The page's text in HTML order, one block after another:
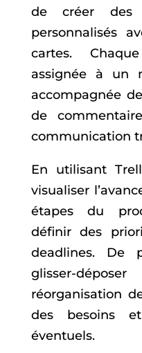
de créer des
personnalisés
cartes.
assignée à un
accompagnée
de
communication
En utilisant
visualiser
étapes du
définir des
deadlines. De
glisser-
réorganisation
des besoins
éventuels.